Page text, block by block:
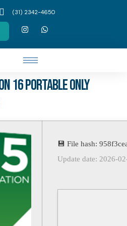
(31) 2342-4650
16 Portable only
💾 File hash:
Update date: 2026-